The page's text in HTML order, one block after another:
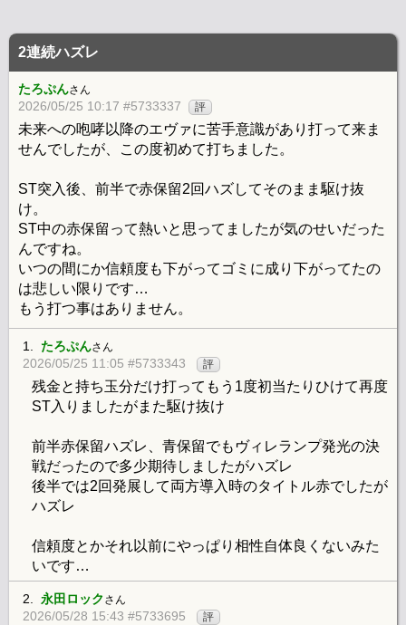
2連続ハズレ
たろぷんさん
2026/05/25 10:17 #5733337 評
未来への咆哮以降のエヴァに苦手意識があり打って来ま
せんでしたが、この度初めて打ちました。
ST突入後、前半で赤保留2回ハズしてそのまま駆け抜
け。
ST中の赤保留って熱いと思ってましたが気のせいだった
んですね。
いつの間にか信頼度も下がってゴミに成り下がってたの
は悲しい限りです…
もう打つ事はありません。
1. たろぷんさん
2026/05/25 11:05 #5733343 評
残金と持ち玉分だけ打ってもう1度初当たりひけて再度
ST入りましたがまた駆け抜け
前半赤保留ハズレ、青保留でもヴィレランプ発光の決
戦だったので多少期待しましたがハズレ
後半では2回発展して両方導入時のタイトル赤でしたが
ハズレ
信頼度とかそれ以前にやっぱり相性自体良くないみた
いです…
2. 永田ロック さん
2026/05/28 15:43 #5733695 評